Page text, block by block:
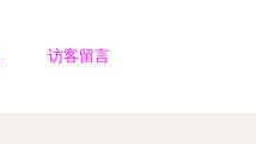
访客留言